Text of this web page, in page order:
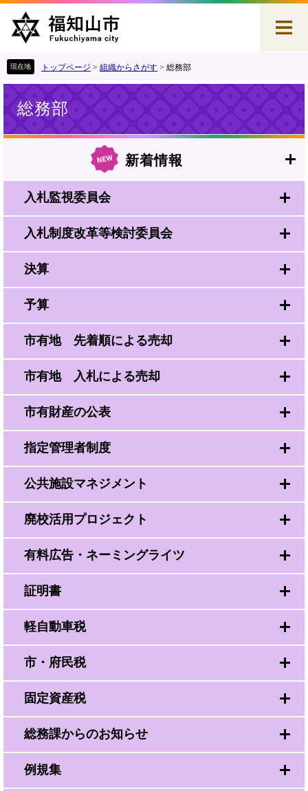
本
トップページ > 組織からさがす > 総務部
総務部
新着情報
入札監視委員会
入札制度改革等検討委員会
決算
予算
市有地 先着順による売却
市有地 入札による売却
市有財産の公表
指定管理者制度
公共施設マネジメント
廃校活用プロジェクト
有料広告・ネーミングライツ
証明書
軽自動車税
市・府民税
固定資産税
総務課からのお知らせ
例規集